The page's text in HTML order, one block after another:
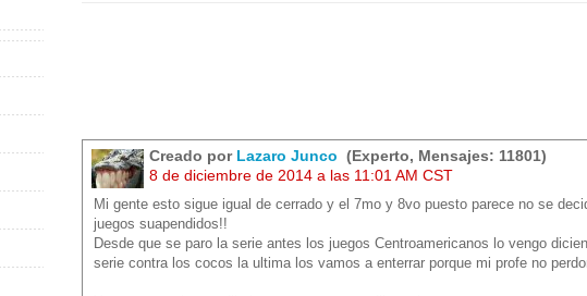
Creado por Lazaro Junco (Experto, Mensajes: 11801)
8 de diciembre de 2014 a las 11:01 AM CST
Mi gente esto sigue igual de cerrado y el 7mo y 8vo puesto parece no se
juegos suapendidos!!
Desde que se paro la serie antes los juegos Centroamericanos lo vengo
serie contra los cocos la ultima los vamos a enterrar porque mi profe no